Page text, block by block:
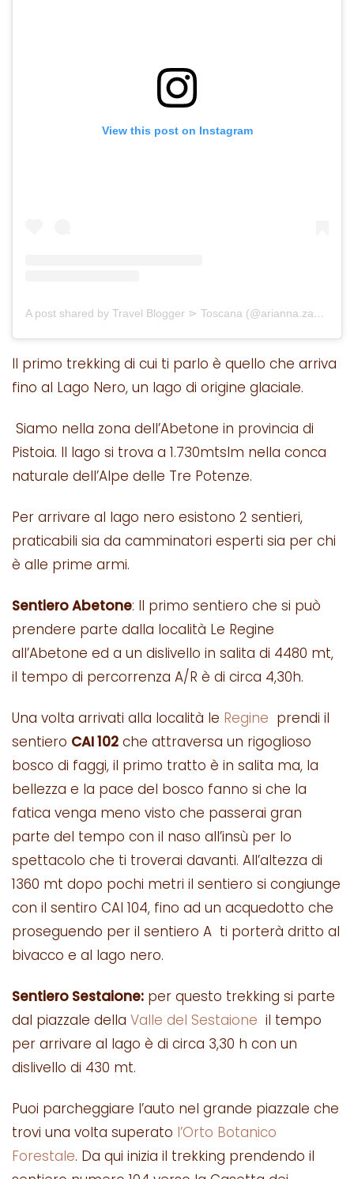
View this post on Instagram
A post shared by Travel Blogger ⋗ Toscana (@arianna.zappia)
Il primo trekking di cui ti parlo è quello che arriva
fino al Lago Nero, un lago di origine glaciale.
Siamo nella zona dell’Abetone in provincia di
Pistoia. Il lago si trova a 1.730mtslm nella conca
naturale dell’Alpe delle Tre Potenze.
Per arrivare al lago nero esistono 2 sentieri,
praticabili sia da camminatori esperti sia per chi
è alle prime armi.
Sentiero Abetone: Il primo sentiero che si può
prendere parte dalla località Le Regine
all’Abetone ed a un dislivello in salita di 4480 mt,
il tempo di percorrenza A/R è di circa 4,30h.
Una volta arrivati alla località le Regine prendi il
sentiero CAI 102 che attraversa un rigoglioso
bosco di faggi, il primo tratto è in salita ma, la
bellezza e la pace del bosco fanno si che la
fatica venga meno visto che passerai gran
parte del tempo con il naso all’insù per lo
spettacolo che ti troverai davanti. All’altezza di
1360 mt dopo pochi metri il sentiero si congiunge
con il sentiro CAI 104, fino ad un acquedotto che
proseguendo per il sentiero A ti porterà dritto al
bivacco e al lago nero.
Sentiero Sestaione: per questo trekking si parte
dal piazzale della Valle del Sestaione il tempo
per arrivare al lago è di circa 3,30 h con un
dislivello di 430 mt.
Puoi parcheggiare l’auto nel grande piazzale che
trovi una volta superato l’Orto Botanico
Forestale. Da qui inizia il trekking prendendo il